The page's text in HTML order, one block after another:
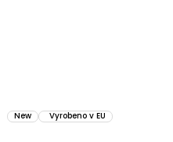
New Vyrobeno v EU